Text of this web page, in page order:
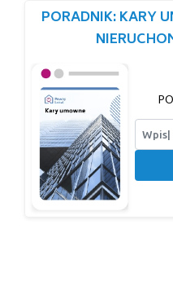
PORADNIK: KARY